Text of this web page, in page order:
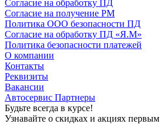
Согласие на обработку ПД
Согласие на получение РМ
Политика ООО безопасности ПД
Согласие на обработку ПД «Я.М»
Политика безопасности платежей
О компании
Контакты
Реквизиты
Вакансии
Автосервис Партнеры
Будьте всегда в курсе!
Узнавайте о скидках и акциях первым